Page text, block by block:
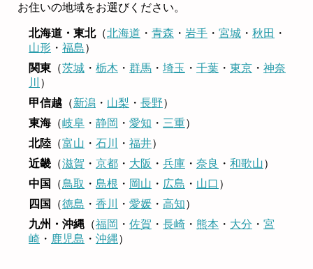
お住いの地域をお選びください。
北海道・東北（北海道 ・ 青森 ・ 岩手 ・ 宮城 ・ 秋田 ・
山形 ・ 福島）
関東 （茨城 ・ 栃木 ・ 群馬 ・ 埼玉 ・ 千葉 ・ 東京 ・ 神奈
川
）
甲信越 （新潟 ・ 山梨 ・ 長野）
東海（岐阜 ・ 静岡 ・ 愛知 ・ 三重）
北陸 （富山 ・ 石川 ・ 福井）
近畿 （滋賀 ・ 京都 ・ 大阪 ・ 兵庫 ・ 奈良 ・ 和歌山）
中国
（鳥取 ・ 島根 ・ 岡山 ・ 広島 ・ 山口 ）
四国
（徳島 ・ 香川 ・ 愛媛 ・ 高知）
九州・沖縄 （福岡 ・ 佐賀 ・ 長崎 ・ 熊本 ・ 大分 ・ 宮
崎 ・ 鹿児島 ・ 沖縄）